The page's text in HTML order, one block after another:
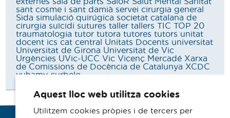
sant cosme i sant damià servei cirurgia general
Sida simulació quirúgica societat catalana de
cirurgia suïcidi sutures taller tallers TIC TOP 20
traumatologia tutor tutora tutores tutors unitat
docent ics cat central
Unitats Docents universitat
Universitat de Girona Universitat de Vic
Urgències UVic-UCC Vic Vicenç Mercadé Xarxa
de Comissions de Docència de Catalunya XCDC
yuhamy curbelo
Aquest lloc web utilitza cookies
Utilitzem cookies pròpies i de tercers per